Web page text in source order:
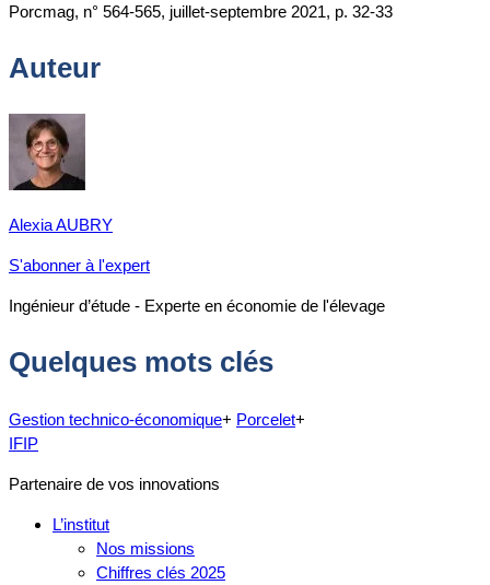
Porcmag, n° 564-565, juillet-septembre 2021, p. 32-33
Auteur
Alexia AUBRY
S'abonner à l'expert
Ingénieur d’étude - Experte en économie de l'élevage
Quelques mots clés
Gestion technico-économique+ Porcelet+
IFIP
Partenaire de vos innovations
L’institut
Nos missions
Chiffres clés 2025